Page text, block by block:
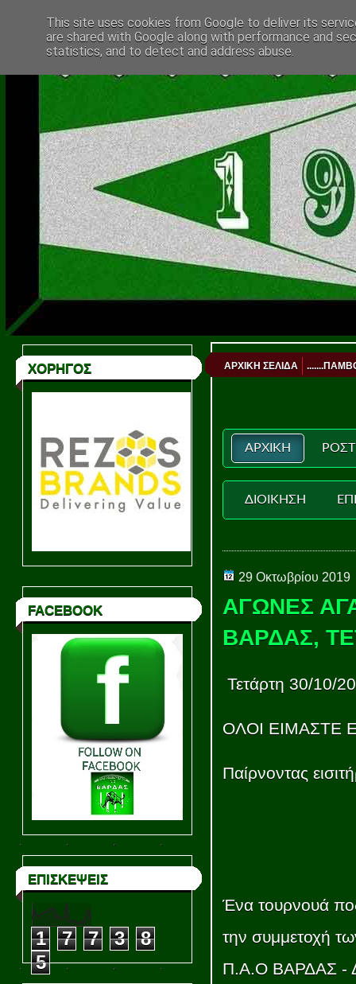
ΧΟΡΗΓΟΣ
FACEBOOK
ΕΠΙΣΚΕΨΕΙΣ
1 7 7 3
8
5
ΑΡΧΙΚΗ ΣΕΛΙΔΑ
ΑΡΧΙΚΗ
ΔΙΟΙΚΗΣΗ
29 Οκτωβρίου 2019
ΑΓΩΝΕΣ
ΒΑΡΔΑΣ,
Τετάρτη 30/10/
ΟΛΟΙ ΕΙΜΑΣΤΕ
Παίρνοντας
Ένα τουρνουά
την συμμετοχή
Π.Α.Ο ΒΑΡΔΑΣ -
This site uses cookies from Google to deliver its
are shared with Google along with performance and
statistics, and to detect and address abuse.